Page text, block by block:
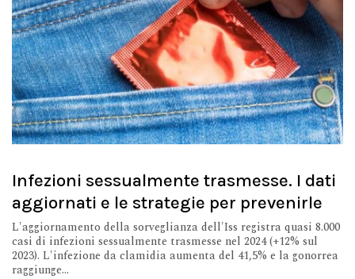
Infezioni sessualmente trasmesse. I dati
aggiornati e le strategie per prevenirle
L'aggiornamento della sorveglianza dell'Iss registra quasi 8.000
casi di infezioni sessualmente trasmesse nel 2024 (+12% sul
2023). L'infezione da clamidia aumenta del 41,5% e la gonorrea
raggiunge...